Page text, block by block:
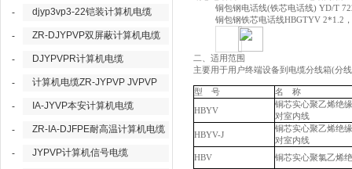
- djyp3vp3-22铠装计算机电缆
- ZR-DJYPVP双屏蔽计算机电缆
- DJYPVPR计算机电缆
- 计算机电缆ZR-JYPVP JVPVP
- IA-JYVP本安计算机电缆
- ZR-IA-DJFPE耐高温计算机电缆
- JYPVP计算机信号电缆
铜包钢电话线(铁芯电话线) YD/T
铜包钢铁芯电话线HBGTYV 2*1.2
二、适用范围
主要用于用户终端设备到电缆分线箱(分
型 号
名 称
HBYV
铜芯实心聚乙烯绝
对室内线
HBYV-J
铜芯实心聚乙烯绝
对室内线
HBV
铜芯实心聚氯乙烯